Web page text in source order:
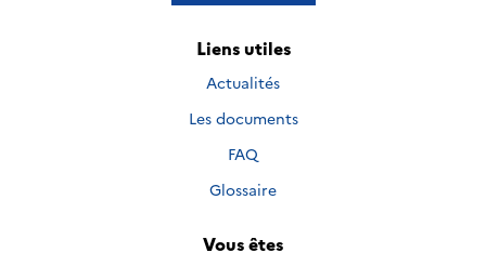
Liens utiles
Actualités
Les documents
FAQ
Glossaire
Vous êtes